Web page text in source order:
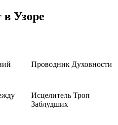
Узоре
Проводник Духовности
Исцелитель Троп
Заблудших